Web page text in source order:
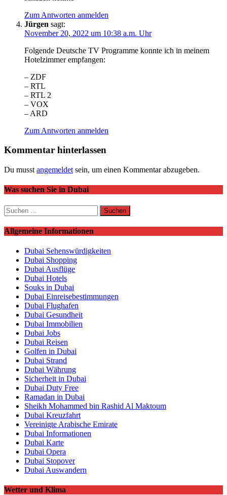
Zum Antworten anmelden
Jürgen sagt:
November 20, 2022 um 10:38 a.m. Uhr
Folgende Deutsche TV Programme konnte ich in meinem
Hotelzimmer empfangen:
– ZDF
– RTL
– RTL 2
– VOX
– ARD
Zum Antworten anmelden
Kommentar hinterlassen
Du musst angemeldet sein, um einen Kommentar abzugeben.
Was suchen Sie in Dubai
Suchen
nach:
Allgemeine Informationen
Dubai Sehenswürdigkeiten
Dubai Shopping
Dubai Ausflüge
Dubai Hotels
Souks in Dubai
Dubai Einreisebestimmungen
Dubai Flughafen
Dubai Gesundheit
Dubai Immobilien
Dubai Jobs
Dubai Reisen
Golfen in Dubai
Dubai Strand
Dubai Währung
Sicherheit in Dubai
Dubai Duty Free
Ramadan in Dubai
Sheikh Mohammed bin Rashid Al Maktoum
Dubai Kreuzfahrt
Vereinigte Arabische Emirate
Dubai Informationen
Dubai Karte
Dubai Opera
Dubai Stopover
Dubai Auswandern
Wetter und Klima